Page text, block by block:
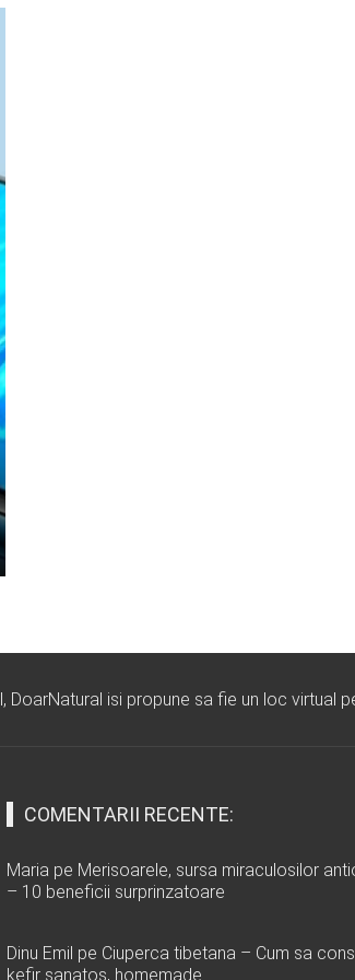
isi propune sa fie un loc virtual
COMENTARII RECENTE:
Maria pe Merisoarele, sursa miraculosilor
– 10 beneficii surprinzatoare
Dinu Emil pe Ciuperca tibetana – Cum sa
kefir sanatos, homemade